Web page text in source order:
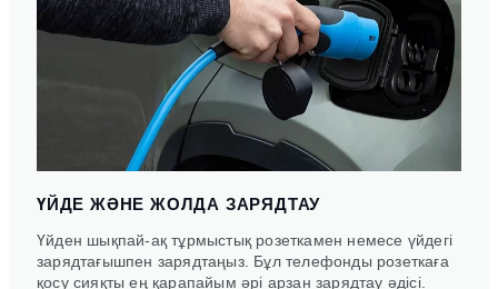
ҮЙДЕ ЖӘНЕ ЖОЛДА ЗАРЯДТАУ
Үйден шықпай-ақ тұрмыстық розеткамен немесе үйдегі
зарядтағышпен зарядтаңыз. Бұл телефонды розеткаға
қосу сияқты ең қарапайым әрі арзан зарядтау әдісі.